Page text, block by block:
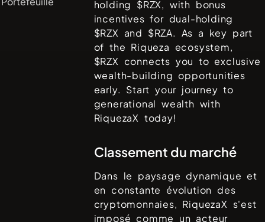
holding $RZX, with bonus
incentives for dual-holding
$RZX and $RZA. As a key part
of the Riqueza ecosystem,
$RZX connects you to exclusive
wealth-building opportunities
early. Start your journey to
generational wealth with
RiquezaX today!
Classement du marché
Dans le paysage dynamique et
en constante évolution des
cryptomonnaies, RiquezaX s'est
imposé comme un acteur